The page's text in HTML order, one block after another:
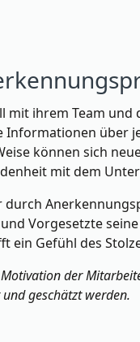
mit ihrem Team
über
können sich
mit dem
Vorgesetzte
ein Gefühl des
der
geschätzt werden.